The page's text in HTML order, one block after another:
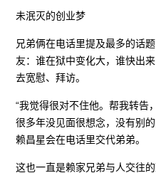
未泯灭的创业梦
兄弟俩在电话里提及最多的话
友：谁在狱中变化大，谁快出
去宽慰、拜访。
“我觉得很对不住他。帮我转告
很多年没见面很想念，没有别
赖昌星会在电话里交代弟弟。
这也一直是赖家兄弟与人交往